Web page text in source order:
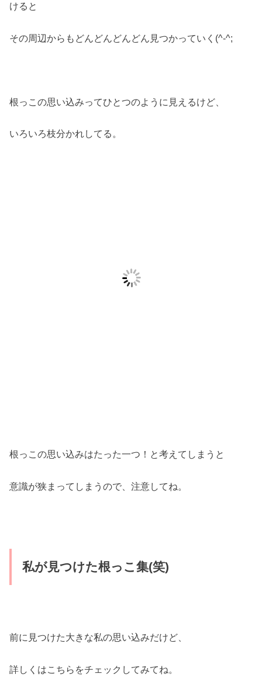
けると
その周辺からもどんどんどんどん見つかっていく(^-^;
根っこの思い込みってひとつのように見えるけど、
いろいろ枝分かれしてる。
根っこの思い込みはたった一つ！と考えてしまうと
意識が狭まってしまうので、注意してね。
私が見つけた根っこ集(笑)
前に見つけた大きな私の思い込みだけど、
詳しくはこちらをチェックしてみてね。